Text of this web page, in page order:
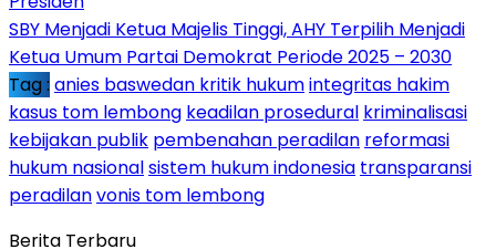
SBY Menjadi Ketua Majelis Tinggi, AHY Terpilih Menjadi
Ketua Umum Partai Demokrat Periode 2025 – 2030
Tag : anies baswedan kritik hukumintegritas hakim
kasus tom lembong keadilan prosedural kriminalisasi
kebijakan publik pembenahan peradilan reformasi
hukum nasionalsistem hukum indonesia transparansi
peradilanvonis tom lembong
Berita Terbaru